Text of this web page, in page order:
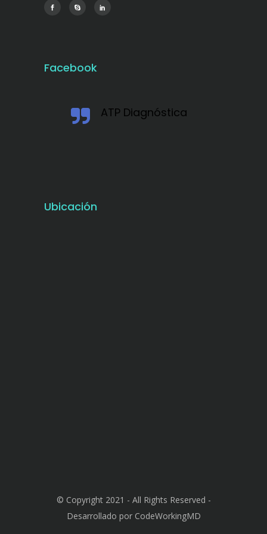
Facebook
ATP Diagnóstica
Ubicación
© Copyright 2021 - All Rights Reserved -
Desarrollado por CodeWorkingMD